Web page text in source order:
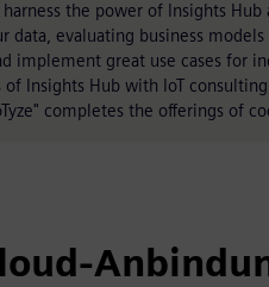
the power of Insights
data, evaluating business
implement great use cases for
Insights Hub with IoT
completes the offerings of